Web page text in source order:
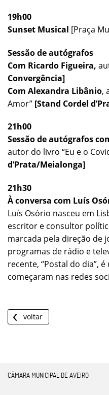
19h00
Sunset Musical [Praça
Sessão de autógrafos
Com Ricardo Figueira,
Convergência]
Com Alexandra Libânio,
Amor” [Stand Cordel
21h00
Sessão de autógrafos
autor do livro “Eu e o
d’Prata/Meialonga]
21h30
À conversa com Luís
Luís Osório nasceu em
escritor e consultor
marcada pela direção de
programas de rádio e
recente, “Postal do dia”,
começaram nas redes
voltar
CÂMARA MUNICIPAL DE AVEIRO